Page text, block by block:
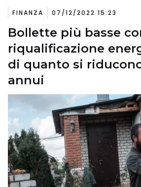
FINANZA 07/12/2022 15:23
Bollette più basse
riqualificazione
di quanto si
annui